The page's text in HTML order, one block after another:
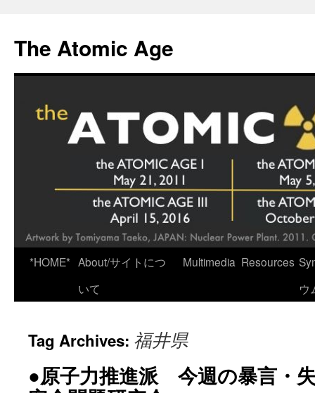
content
The Atomic Age
*HOME* About/サイトにつ
いて
Multimedia Resources
ウ
Tag Archives: 福井県
●原子力推進派 今週の暴言・